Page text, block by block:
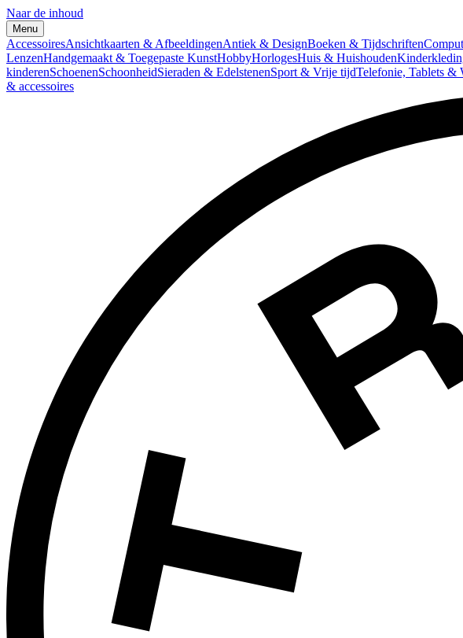
Naar de inhoud
Menu
AccessoiresAnsichtkaarten & AfbeeldingenAntiek & DesignBoeken & Tijdschriften
LenzenHandgemaakt & Toegepaste KunstHobbyHorlogesHuis & Huishouden
kinderenSchoenenSchoonheidSieraden & EdelstenenSport & Vrije tijdTelefonie, Tablets &
& accessoires